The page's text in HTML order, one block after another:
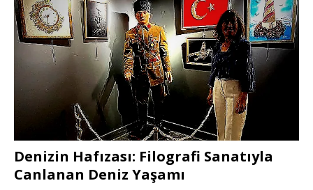
Denizin Hafızası: Filografi Sanatıyla
Canlanan Deniz Yaşamı